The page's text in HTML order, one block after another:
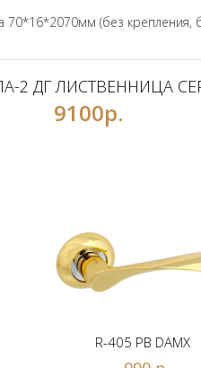
(без крепления,
2 ДГ ЛИСТВЕННИЦА
9100р.
R-405 PB DAMX